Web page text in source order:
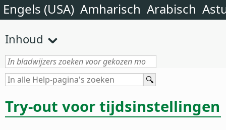
Engels (USA) Amharisch Arabisch
Inhoud
Try-out voor tijdsinstellingen